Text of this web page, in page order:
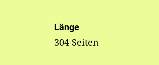
Länge
304 Seiten